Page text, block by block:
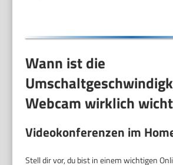
Wann ist die
Webcam wirklich
Videokonferenzen im
Stell dir vor, du bist in einem wichtigen